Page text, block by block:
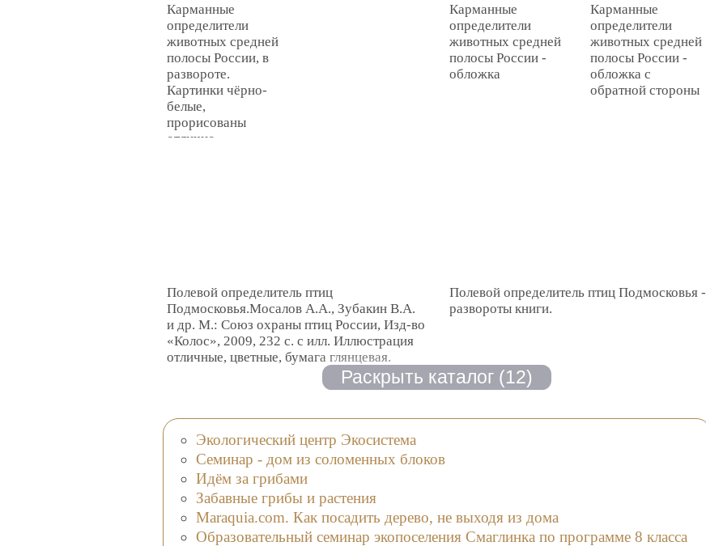
Карманные
определители
животных средней
полосы России, в
развороте.
Картинки чёрно-
белые,
прорисованы
отлично.
Карманные
определители
животных средней
полосы России -
обложка
Карманные
определители
животных средней
полосы России -
обложка с
обратной стороны
Полевой определитель птиц
Подмосковья.Мосалов А.А., Зубакин В.А.
и др. М.: Союз охраны птиц России, Изд-во
«Колос», 2009, 232 с. с илл. Иллюстрация
отличные, цветные, бумага глянцевая.
Полевой определитель птиц Подмосковья -
развороты книги.
Экологический центр Экосистема
Семинар - дом из соломенных блоков
Идём за грибами
Забавные грибы и растения
Maraquia.com. Как посадить дерево, не выходя из дома
Образовательный семинар экопоселения Смаглинка по программе 8 класса